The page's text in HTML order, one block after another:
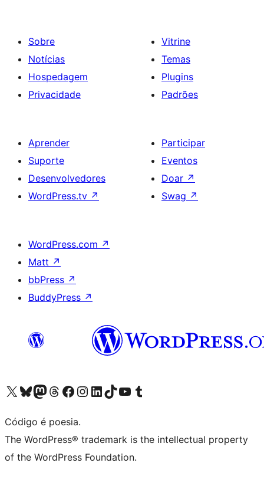
Sobre
Notícias
Hospedagem
Privacidade
Vitrine
Temas
Plugins
Padrões
Aprender
Suporte
Desenvolvedores
WordPress.tv ↗
Participar
Eventos
Doar ↗
Swag ↗
WordPress.com ↗
Matt ↗
bbPress ↗
BuddyPress ↗
Acessar nossa conta do X (antigo Twitter)
Acessar nossa conta do Bluesky
Acessar nossa conta do Mastodon
Acessar nossa conta do Threads
Acessar nossa página do Facebook
Acessar nossa conta do Instagram
Acessar nossa conta do LinkedIn
Acessar nossa conta do TikTok
Acessar nosso canal do YouTube
Acessar nossa conta no Tumblr
Código é poesia.
The WordPress® trademark is the intellectual property
of the WordPress Foundation.